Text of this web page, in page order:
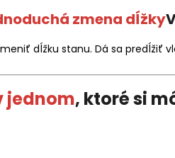
zmena dĺžky
dĺžku stanu. Dá sa predĺžiť
jednom, ktoré si